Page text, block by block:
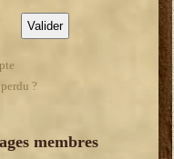
?
membres